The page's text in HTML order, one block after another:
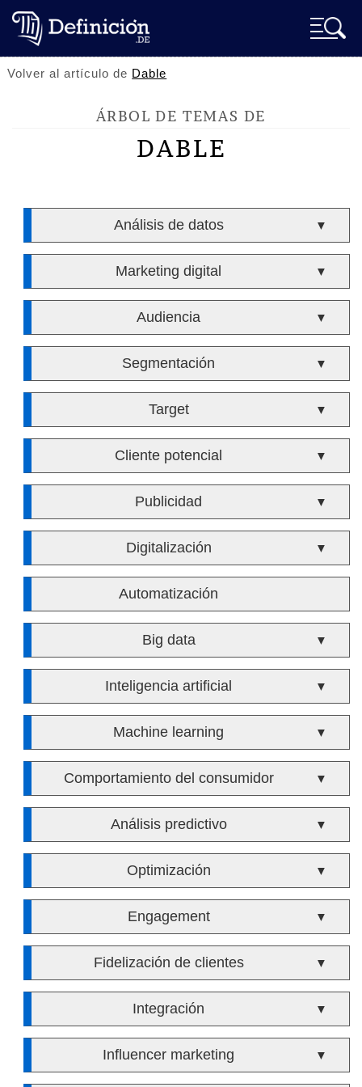
Volver al artículo de Dable
ÁRBOL DE TEMAS DE
DABLE
Análisis de datos ▼
Marketing digital ▼
Audiencia ▼
Segmentación ▼
Target ▼
Cliente potencial ▼
Publicidad ▼
Digitalización ▼
Automatización
Big data ▼
Inteligencia artificial ▼
Machine learning ▼
Comportamiento del consumidor ▼
Análisis predictivo ▼
Optimización ▼
Engagement ▼
Fidelización de clientes ▼
Integración ▼
Influencer marketing ▼